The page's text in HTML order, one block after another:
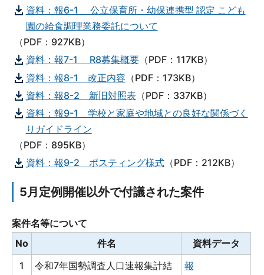
資料：報6-1 公立保育所・幼保連携型 認定 こども
園の給食調理業務委託について
（PDF：927KB）
資料：報7-1 R8募集概要（PDF：117KB）
資料：報8-1 改正内容 （PDF：173KB）
資料：報8-2 新旧対照表 （PDF：337KB）
資料：報9-1 学校と家庭や地域との良好な関係づく
りガイドライン
（PDF：895KB）
資料：報9-2 ポスティング様式（PDF：212KB）
5月定例開催以外で付議された案件
案件名等について
No
件名
資料データ
1
令和7年国勢調査人口速報集計結
報